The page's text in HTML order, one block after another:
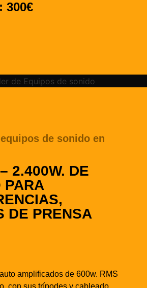
300€
de sonido en
2.400W. DE
PARA
DE PRENSA
amplificados de 600w. RMS